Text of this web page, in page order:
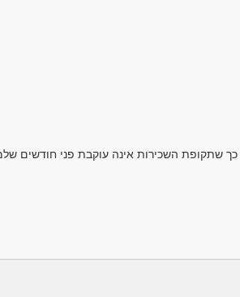
שתקופת השכירות אינה עוקבת פני חודשים